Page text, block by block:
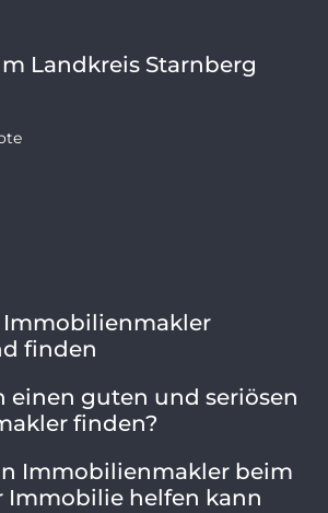
Landkreis Starnberg
Immobilienmakler
finden
einen guten und seriösen
finden?
Immobilienmakler beim
Immobilie helfen kann